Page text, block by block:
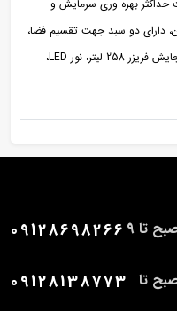
حداكثر بهره وری سرمايش و
دارای دو سبد جهت تقسیم فضا،
صدای کم، كمپرسور ACC, گنجایش فریزر 258 لیتر، نور LED،
کارشناس فروش (پاسخ گویی 9 صبح تا 9 09128698266
فروش (پاسخ گویی 9 صبح تا 09128138773